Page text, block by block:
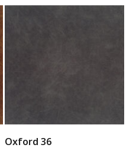
Oxford 36